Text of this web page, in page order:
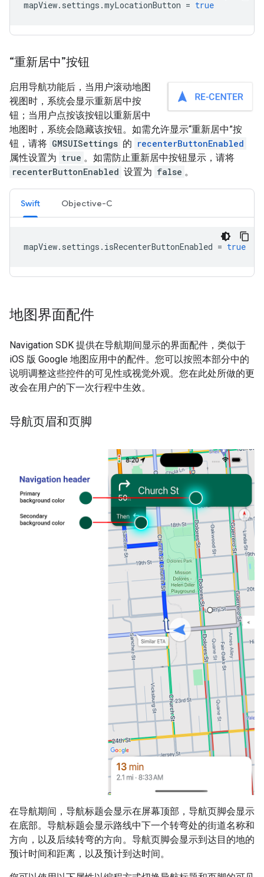
mapView. settings .myLocationButton = true
“重新居中”按钮
启用导航功能后，当用户滚动地图
视图时，系统会显示重新居中按
钮；当用户点按该按钮以重新居中
地图时，系统会隐藏该按钮。如需允许显示“重新居中”按
钮，请将 GMSUISettings 的 recenterButtonEnabled
属性设置为 true 。如需防止重新居中按钮显示，请将
recenterButtonEnabled 设置为 false 。
Swift Objective-C
mapView. settings . isRecenterButtonEnabled = true
地图界面配件
Navigation SDK 提供在导航期间显示的界面配件，类似于
iOS 版 Google 地图应用中的配件。您可以按照本部分中的
说明调整这些控件的可见性或视觉外观。您在此处所做的更
改会在用户的下一次行程中生效。
导航页眉和页脚
在导航期间，导航标题会显示在屏幕顶部，导航页脚会显示
在底部。导航标题会显示路线中下一个转弯处的街道名称和
方向，以及后续转弯的方向。导航页脚会显示到达目的地的
预计时间和距离，以及预计到达时间。